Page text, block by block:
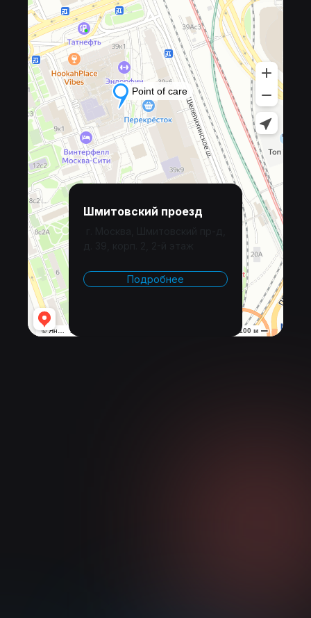
Шмитовский проезд
Подробнее